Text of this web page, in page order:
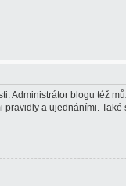
Administrátor blogu též
a ujednáními.